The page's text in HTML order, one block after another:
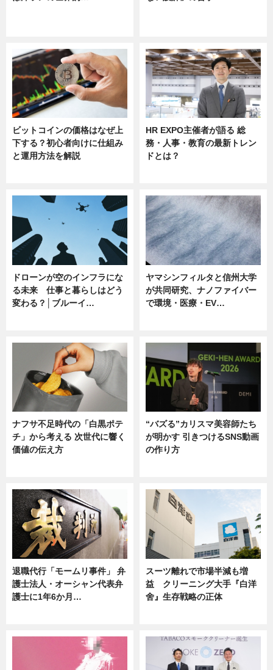
ビットコインの価格はなぜ上
下する？初心者向けに仕組み
と運用方法を解説
HR EXPO主催者が語る 総
務・人事・教育の最新トレン
ドとは？
ドローンが空のインフラにな
る未来 仕事と暮らしはどう
変わる？│ブルーイ…
ヤマシンフィルタと信州大学
が共同研究、ナノファイバー
で環境・医療・EV…
ナフサ不足時代の「白黒ポテ
チ」から考える 次世代に響く
価値の伝え方
“バズる”カリスマ美容師たち
が明かす 引きつけるSNS動画
の作り方
退職代行「モームリ事件」 弁
護士法人・オーシャン代表弁
護士に1年6か月…
スーツ離れで市場半減も増
益 クリーニング大手『白洋
舍』生存戦略の正体